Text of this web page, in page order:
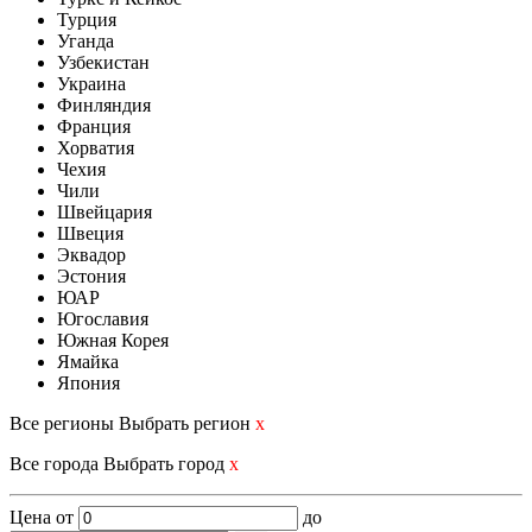
Турция
Уганда
Узбекистан
Украина
Финляндия
Франция
Хорватия
Чехия
Чили
Швейцария
Швеция
Эквадор
Эстония
ЮАР
Югославия
Южная Корея
Ямайка
Япония
Все регионы Выбрать регион x
Все города Выбрать город x
Цена от до